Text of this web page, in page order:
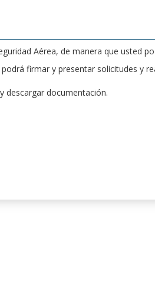
Aérea, de manera que usted
firmar y presentar solicitudes y
descargar documentación.